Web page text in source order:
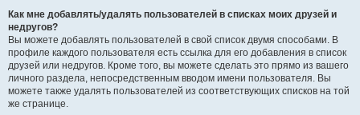
Как мне добавлять/удалять пользователей в списках моих друзей и
недругов?
Вы можете добавлять пользователей в свой список двумя способами. В
профиле каждого пользователя есть ссылка для его добавления в список
друзей или недругов. Кроме того, вы можете сделать это прямо из вашего
личного раздела, непосредственным вводом имени пользователя. Вы
можете также удалять пользователей из соответствующих списков на той
же странице.